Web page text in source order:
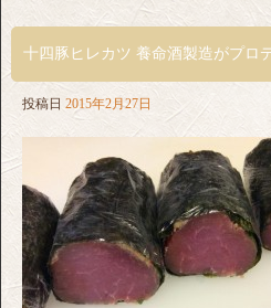
十四豚ヒレカツ 養命酒製造がプロ
投稿日 2015年2月27日